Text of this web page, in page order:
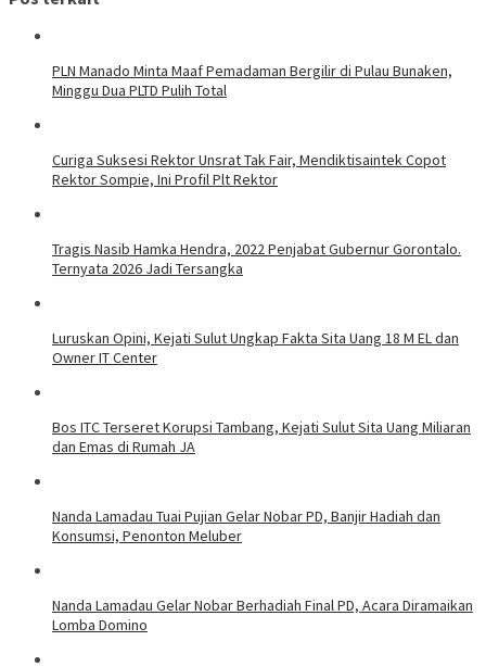
PLN Manado Minta Maaf Pemadaman Bergilir di Pulau Bunaken,
Minggu Dua PLTD Pulih Total
Curiga Suksesi Rektor Unsrat Tak Fair, Mendiktisaintek Copot
Rektor Sompie, Ini Profil Plt Rektor
Tragis Nasib Hamka Hendra, 2022 Penjabat Gubernur Gorontalo.
Ternyata 2026 Jadi Tersangka
Luruskan Opini, Kejati Sulut Ungkap Fakta Sita Uang 18 M EL dan
Owner IT Center
Bos ITC Terseret Korupsi Tambang, Kejati Sulut Sita Uang Miliaran
dan Emas di Rumah JA
Nanda Lamadau Tuai Pujian Gelar Nobar PD, Banjir Hadiah dan
Konsumsi, Penonton Meluber
Nanda Lamadau Gelar Nobar Berhadiah Final PD, Acara Diramaikan
Lomba Domino